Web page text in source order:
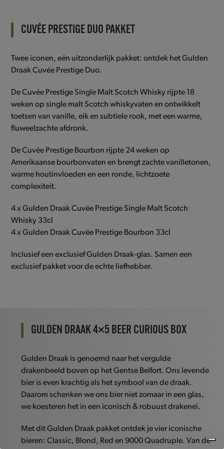
CUVÉE PRESTIGE DUO PAKKET
Twee iconen, eén uitzonderlijk pakket: ontdek het Gulden
Draak Cuvée Prestige Duo.
De Cuvée Prestige Single Malt Scotch Whisky rijpte 18
weken op single malt Scotch whiskyvaten en ontwikkelt
toetsen van vanille, eik en subtiele rook, met een warme,
fluweelzachte afdronk.
De Cuvée Prestige Bourbon rijpte 24 weken op
Amerikaanse bourbonvaten en brengt zachte vanilletonen,
warme houtinvloeden en een ronde, lichtzoete
complexiteit.
4 x Gulden Draak Cuvée Prestige Single Malt Scotch
Whisky 33cl
4 x Gulden Draak Cuvée Prestige Bourbon 33cl
Inclusief een exclusief Gulden Draak-glas. Samen een
exclusief pakket voor de echte liefhebber.
GULDEN DRAAK 4×5 BEER CURIOUS BOX
Gulden Draak is genoemd naar het vergulde
drakenbeeld boven op het Gentse Belfort. Ons levende
bier is even krachtig als het symbool van de draak.
Daarom schenken we ons bier niet zomaar in een glas,
we koesteren het in een iconisch & robuust drakenei.
Met dit Gulden Draak pakket ontdek je vier iconische
bieren: Classic, Blond, Red en 9000 Quadruple. Van de